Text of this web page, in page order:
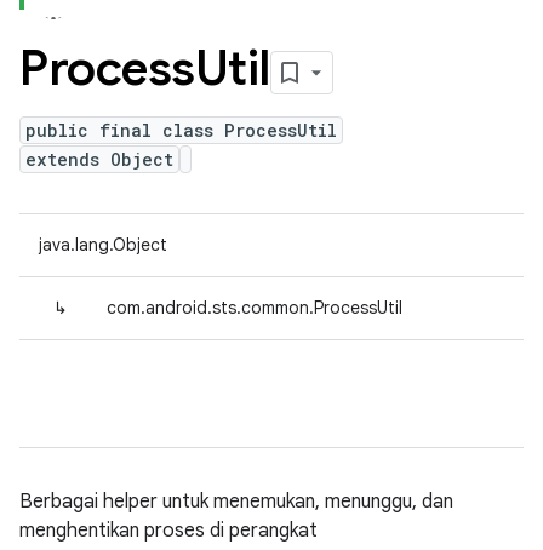
ProcessUtil
public final class ProcessUtil
extends Object
java.lang.Object
↳ com.android.sts.common.ProcessUtil
Berbagai helper untuk menemukan, menunggu, dan
menghentikan proses di perangkat